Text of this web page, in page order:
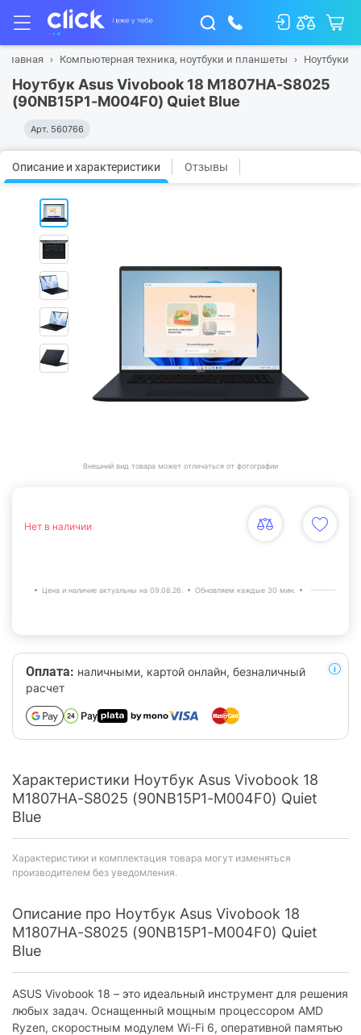
Главная Компьютерная техника, ноутбуки и планшеты Ноутбуки
Ноутбук Asus Vivobook 18 M1807HA-S8025
(90NB15P1-M004F0) Quiet Blue
Арт. 560766
Описание и характеристики Отзывы
Внешний вид товара может отличаться от фотографии
Нет в наличии
Цена и наличие актуальны на 09.08.26. Обновляем каждые 30 мин.
Оплата: наличными, картой онлайн, безналичный
расчет
Характеристики Ноутбук Asus Vivobook 18
M1807HA-S8025 (90NB15P1-M004F0) Quiet
Blue
Характеристики и комплектация товара могут изменяться
производителем без уведомления.
Описание про Ноутбук Asus Vivobook 18
M1807HA-S8025 (90NB15P1-M004F0) Quiet
Blue
ASUS Vivobook 18 – это идеальный инструмент для решения
любых задач. Оснащенный мощным процессором AMD
Ryzen, скоростным модулем Wi-Fi 6, оперативной памятью